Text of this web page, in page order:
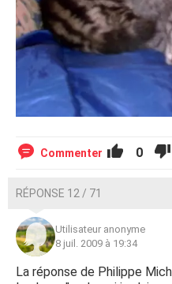
Commenter 0
RÉPONSE 12 / 71
Utilisateur anonyme
8 juil. 2009 à 19:34
La réponse de Philippe